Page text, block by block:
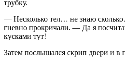
трубку.
— Несколько тел… не знаю
гневно прокричали. — Да я
кусками тут!
Затем послышался скрип двери и в